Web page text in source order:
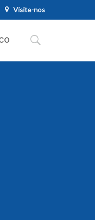
Visite-nos